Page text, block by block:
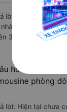
lời: Những hãng
nhà xe Thành
397 đánh giá
hỏi: Có loại
phòng
lời: Hiện tại chưa